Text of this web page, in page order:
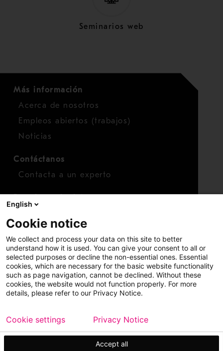
Seminarios web
Más información
Acerca de nosotros
Empleos abiertos (trabajos)
Noticias
Contáctanos
Contacta a un experto
Finanzas
Acciones
Copyright © 2026 Metso
Mapa del sitio
Información legal
Privacidad Marca comercial
English
Cookie notice
We collect and process your data on this site to better
understand how it is used. You can give your consent to all or
selected purposes or decline the non-essential ones. Essential
cookies, which are necessary for the basic website functionality
such as page navigation, cannot be declined. Without these
cookies, the website would not function properly. For more
details, please refer to our Privacy Notice.
Accept all
Cookie settings Privacy Notice